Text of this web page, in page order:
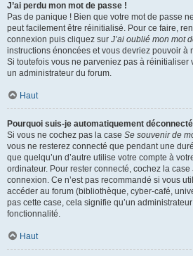
J’ai perdu mon mot de passe !
Pas de panique ! Bien que votre mot de passe
peut facilement être réinitialisé. Pour ce faire,
connexion puis cliquez sur J’ai oublié mon mot
instructions énoncées et vous devriez pouvoir à
Si toutefois vous ne parveniez pas à réinitialiser
un administrateur du forum.
Haut
Pourquoi suis-je automatiquement
Si vous ne cochez pas la case Se souvenir de
vous ne resterez connecté que pendant une
que quelqu’un d’autre utilise votre compte à
ordinateur. Pour rester connecté, cochez la case
connexion. Ce n’est pas recommandé si vous
accéder au forum (bibliothèque, cyber-café,
pas cette case, cela signifie qu’un
fonctionnalité.
Haut